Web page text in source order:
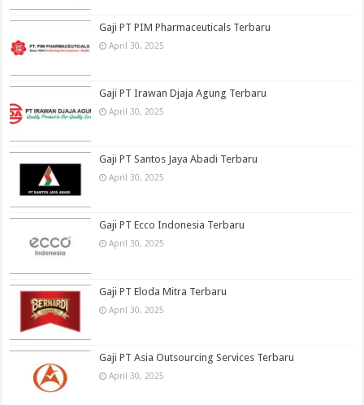
Gaji PT PIM Pharmaceuticals Terbaru
April 30, 2025
Gaji PT Irawan Djaja Agung Terbaru
April 30, 2025
Gaji PT Santos Jaya Abadi Terbaru
April 30, 2025
Gaji PT Ecco Indonesia Terbaru
April 30, 2025
Gaji PT Eloda Mitra Terbaru
April 30, 2025
Gaji PT Asia Outsourcing Services Terbaru
April 30, 2025